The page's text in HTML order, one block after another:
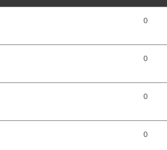
0
0
0
0